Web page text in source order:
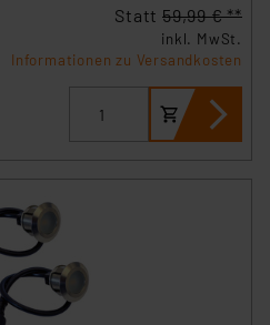
Statt 59,99 € **
inkl. MwSt.
Informationen zu Versandkosten